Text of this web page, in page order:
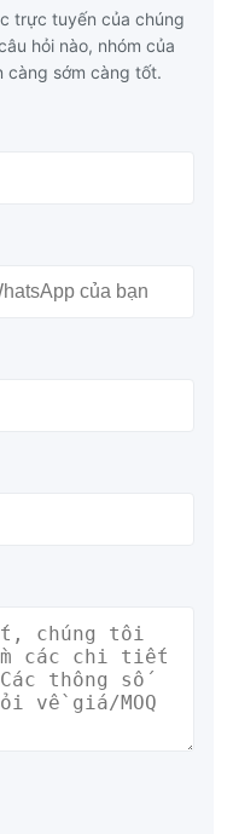
trực tuyến của chúng
hỏi nào, nhóm của
càng sớm càng tốt.